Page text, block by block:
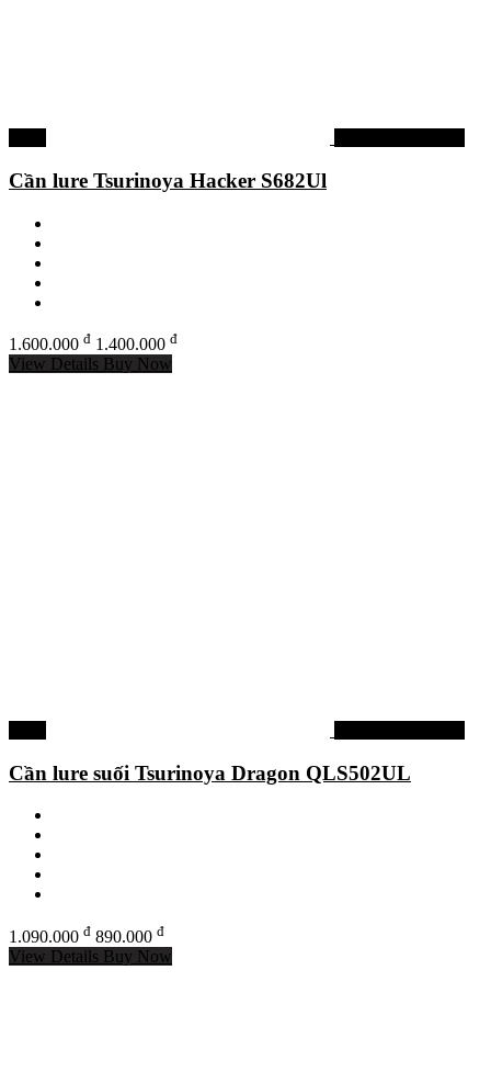
Cần lure Tsurinoya Hacker S682Ul
1.600.000 đ 1.400.000 đ
View Details Buy Now
Cần lure suối Tsurinoya Dragon QLS502UL
1.090.000 đ 890.000 đ
View Details Buy Now